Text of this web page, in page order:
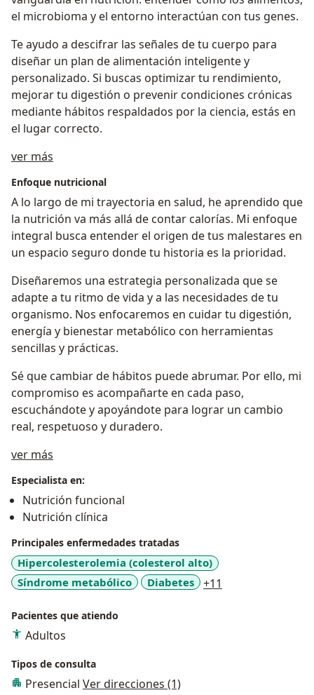
el microbioma y el entorno interactúan con tus genes.
Te ayudo a descifrar las señales de tu cuerpo para
diseñar un plan de alimentación inteligente y
personalizado. Si buscas optimizar tu rendimiento,
mejorar tu digestión o prevenir condiciones crónicas
mediante hábitos respaldados por la ciencia, estás en
el lugar correcto.
ver más
Enfoque nutricional
A lo largo de mi trayectoria en salud, he aprendido que
la nutrición va más allá de contar calorías. Mi enfoque
integral busca entender el origen de tus malestares en
un espacio seguro donde tu historia es la prioridad.
Diseñaremos una estrategia personalizada que se
adapte a tu ritmo de vida y a las necesidades de tu
organismo. Nos enfocaremos en cuidar tu digestión,
energía y bienestar metabólico con herramientas
sencillas y prácticas.
Sé que cambiar de hábitos puede abrumar. Por ello, mi
compromiso es acompañarte en cada paso,
escuchándote y apoyándote para lograr un cambio
real, respetuoso y duradero.
ver más
Especialista en:
Nutrición funcional
Nutrición clínica
Principales enfermedades tratadas
Hipercolesterolemia (colesterol alto)
Síndrome metabólico
Diabetes +11
Pacientes que atiendo
Adultos
Tipos de consulta
Presencial Ver direcciones (1)